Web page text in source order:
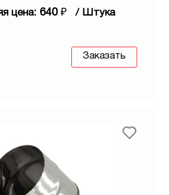
цена: 640 ₽ / Штука
Заказать